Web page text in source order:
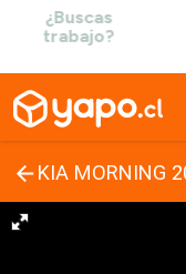
KIA MORNING